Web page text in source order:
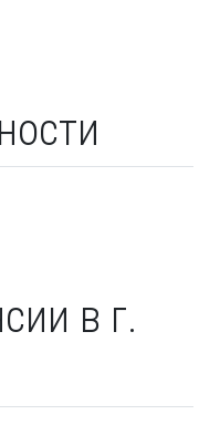
в г.